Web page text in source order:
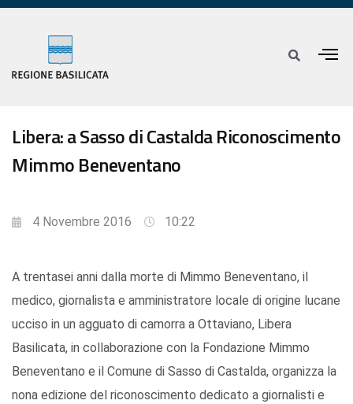
Libera: a Sasso di Castalda Riconoscimento
Mimmo Beneventano
4 Novembre 2016 10:22
A trentasei anni dalla morte di Mimmo Beneventano, il
medico, giornalista e amministratore locale di origine lucane
ucciso in un agguato di camorra a Ottaviano, Libera
Basilicata, in collaborazione con la Fondazione Mimmo
Beneventano e il Comune di Sasso di Castalda, organizza la
nona edizione del riconoscimento dedicato a giornalisti e